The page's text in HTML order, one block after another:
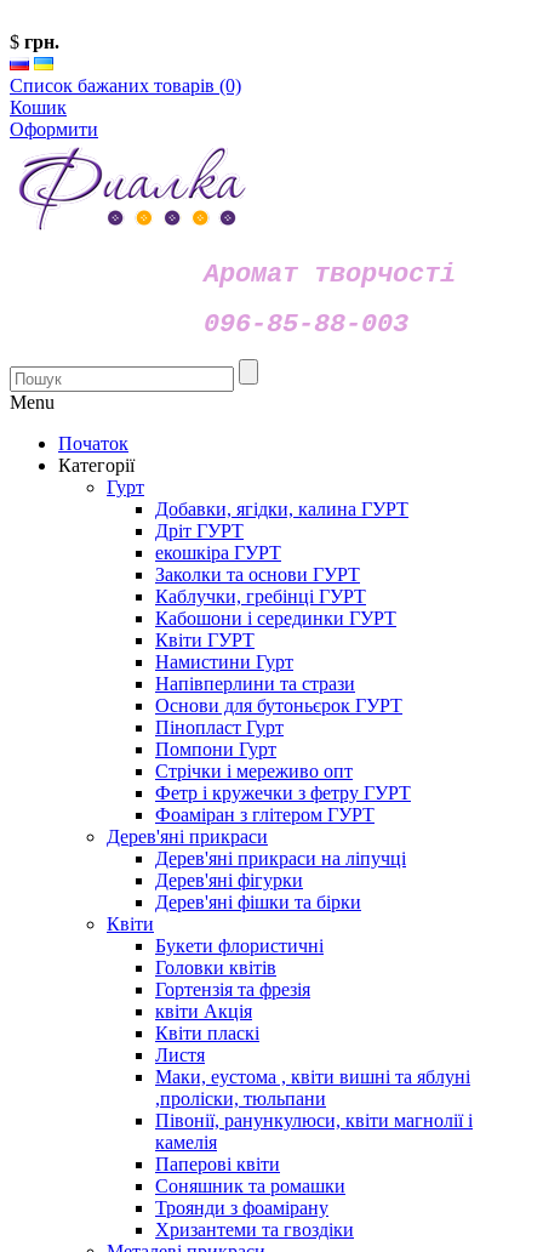
$ грн.
Список бажаних товарів (0)
Кошик
Оформити
Аромат творчості
096-85-88-003
Menu
Початок
Категорії
Гурт
Добавки, ягідки, калина ГУРТ
Дріт ГУРТ
екошкіра ГУРТ
Заколки та основи ГУРТ
Каблучки, гребінці ГУРТ
Кабошони і серединки ГУРТ
Квіти ГУРТ
Намистини Гурт
Напівперлини та стрази
Основи для бутоньєрок ГУРТ
Пінопласт Гурт
Помпони Гурт
Стрічки і мереживо опт
Фетр і кружечки з фетру ГУРТ
Фоаміран з глітером ГУРТ
Дерев'яні прикраси
Дерев'яні прикраси на ліпучці
Дерев'яні фігурки
Дерев'яні фішки та бірки
Квіти
Букети флористичні
Головки квітів
Гортензія та фрезія
квіти Акція
Квіти пласкі
Листя
Маки, еустома , квіти вишні та яблуні
,проліски, тюльпани
Півонії, ранункулюси, квіти магнолії і
камелія
Паперові квіти
Соняшник та ромашки
Троянди з фоамірану
Хризантеми та гвоздіки